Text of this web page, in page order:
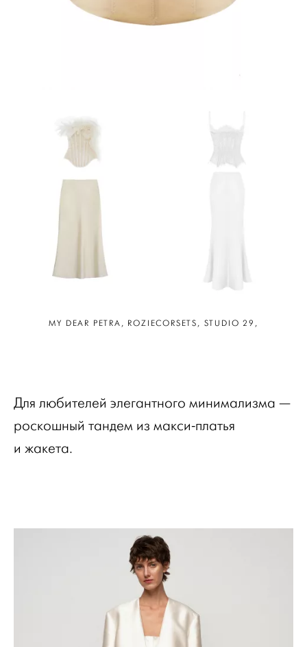
MY DEAR PETRA, ROZIECORSETS, STUDIO 29,
Для любителей элегантного минимализма —
роскошный тандем из макси-платья
и жакета.